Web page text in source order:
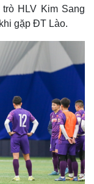
HLV Kim Sang
gặp ĐT Lào.